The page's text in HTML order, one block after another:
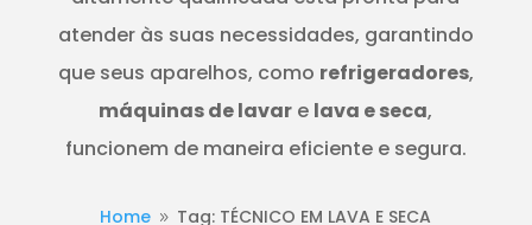
atender às suas necessidades, garantindo
que seus aparelhos, como refrigeradores,
máquinas de lavar e lava e seca,
funcionem de maneira eficiente e segura.
Home 9 Tag: TÉCNICO EM LAVA E SECA